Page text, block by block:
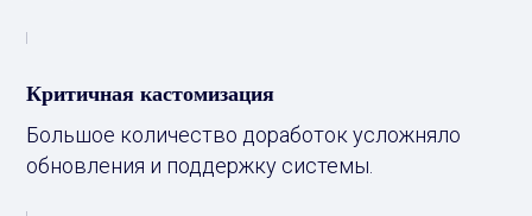
Критичная кастомизация
Большое количество доработок усложняло
обновления и поддержку системы.